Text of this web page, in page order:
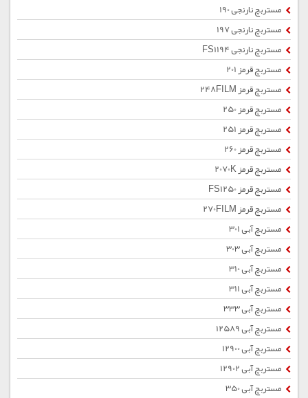
مستربچ نارنجی 190
مستربچ نارنجی 197
مستربچ نارنجی FS1194
مستربچ قرمز 201
مستربچ قرمز 248FILM
مستربچ قرمز 250
مستربچ قرمز 251
مستربچ قرمز 260
مستربچ قرمز 2070K
مستربچ قرمز FS1250
مستربچ قرمز 270FILM
مستربچ آبی 301
مستربچ آبی 303
مستربچ آبی 310
مستربچ آبی 311
مستربچ آبی 333
مستربچ آبی 12589
مستربچ آبی 12900
مستربچ آبی 12902
مستربچ آبی 350